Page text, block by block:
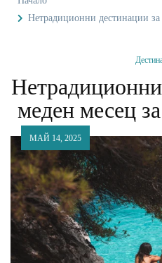
Нетрадиционни дестинации
меден месец
МАЙ 14, 2025